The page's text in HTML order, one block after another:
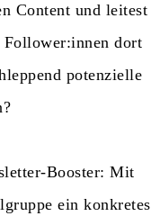
Content und leitest
Follower:innen dort
potenzielle
Booster: Mit
ein konkretes